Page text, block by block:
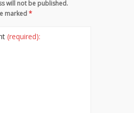
will not be published.
marked*
(required):